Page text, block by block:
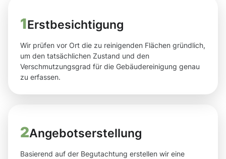
1Erstbesichtigung
Wir prüfen vor Ort die zu reinigenden Flächen gründlich,
um den tatsächlichen Zustand und den
Verschmutzungsgrad für die Gebäudereinigung genau
zu erfassen.
2Angebotserstellung
Basierend auf der Begutachtung erstellen wir eine